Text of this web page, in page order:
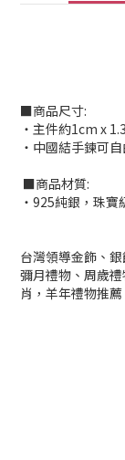
■商品尺寸:
‧主件約1cm x
‧中國結手鍊可
■商品材質:
‧925純銀，珠寶
台灣領導金飾、
彌月禮物、周歲
肖，羊年禮物推薦